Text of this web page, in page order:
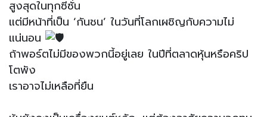
สูงสุดในทุกซีซั่น
แต่มีหน้าที่เป็น ‘กันชน’ ในวันที่โลกเผชิญกับความไม่
แน่นอน
ถ้าพอร์ตไม่มีของพวกนี้อยู่เลย ในปีที่ตลาดหุ้นหรือคริป
โตพัง
เราอาจไม่เหลือที่ยืน